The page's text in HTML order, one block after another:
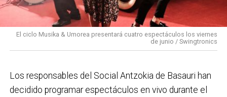
El ciclo Musika & Umorea presentará cuatro espectáculos los viernes
de junio / Swingtronics
Los responsables del Social Antzokia de Basauri han
decidido programar espectáculos en vivo durante el